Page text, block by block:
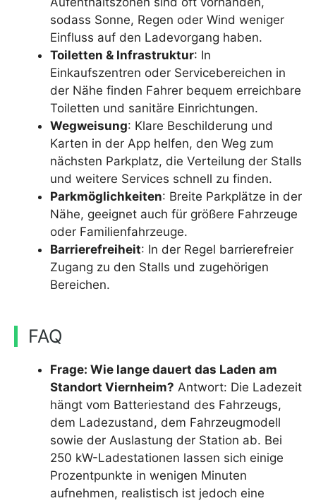
sodass Sonne, Regen oder Wind weniger
Einfluss auf den Ladevorgang haben.
Toiletten & Infrastruktur: In
Einkaufszentren oder Servicebereichen in
der Nähe finden Fahrer bequem erreichbare
Toiletten und sanitäre Einrichtungen.
Wegweisung: Klare Beschilderung und
Karten in der App helfen, den Weg zum
nächsten Parkplatz, die Verteilung der Stalls
und weitere Services schnell zu finden.
Parkmöglichkeiten: Breite Parkplätze in der
Nähe, geeignet auch für größere Fahrzeuge
oder Familienfahrzeuge.
Barrierefreiheit: In der Regel barrierefreier
Zugang zu den Stalls und zugehörigen
Bereichen.
FAQ
Frage: Wie lange dauert das Laden am
Standort Viernheim? Antwort: Die Ladezeit
hängt vom Batteriestand des Fahrzeugs,
dem Ladezustand, dem Fahrzeugmodell
sowie der Auslastung der Station ab. Bei
250 kW-Ladestationen lassen sich einige
Prozentpunkte in wenigen Minuten
aufnehmen, realistisch ist jedoch eine